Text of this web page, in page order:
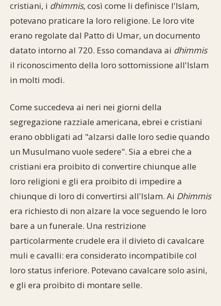
cristiani, i dhimmis, così come li definisce l'Islam,
potevano praticare la loro religione. Le loro vite
erano regolate dal Patto di Umar, un documento
datato intorno al 720. Esso comandava ai dhimmis
il riconoscimento della loro sottomissione all'Islam
in molti modi.
Come succedeva ai neri nei giorni della
segregazione razziale americana, ebrei e cristiani
erano obbligati ad "alzarsi dalle loro sedie quando
un Musulmano vuole sedere". Sia a ebrei che a
cristiani era proibito di convertire chiunque alle
loro religioni e gli era proibito di impedire a
chiunque di loro di convertirsi all'Islam. Ai Dhimmis
era richiesto di non alzare la voce seguendo le loro
bare a un funerale. Una restrizione
particolarmente crudele era il divieto di cavalcare
muli e cavalli: era considerato incompatibile col
loro status inferiore. Potevano cavalcare solo asini,
e gli era proibito di montare selle.